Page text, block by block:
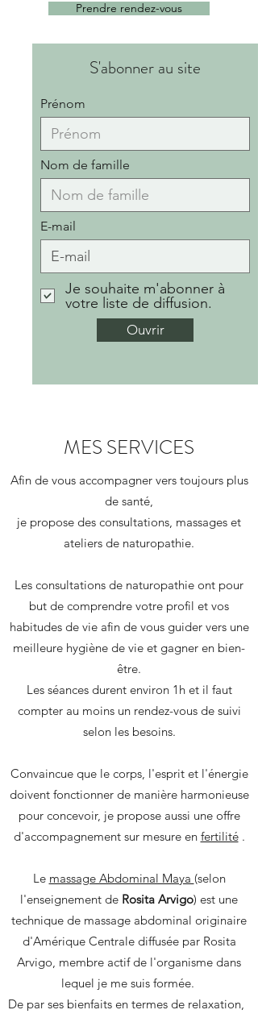
Prendre rendez-vous
S'abonner au site
Prénom
Nom de famille
E-mail
Je souhaite m'abonner à
votre liste de diffusion.
Ouvrir
MES SERVICES
Afin de vous accompagner vers toujours plus
de santé,
je propose des consultations, massages et
ateliers de naturopathie.
Les consultations de naturopathie ont pour
but de comprendre votre profil et vos
habitudes de vie afin de vous guider vers une
meilleure hygiène de vie et gagner en bien-
être.
Les séances durent environ 1h et il faut
compter au moins un rendez-vous de suivi
selon les besoins.
Convaincue que le corps, l'esprit et l'énergie
doivent fonctionner de manière harmonieuse
pour concevoir, je propose aussi une offre
d'accompagnement sur mesure en fertilité.
Le massage Abdominal Maya (selon
l'enseignement de Rosita Arvigo) est une
technique de massage abdominal originaire
d'Amérique Centrale diffusée par Rosita
Arvigo, membre actif de l'organisme dans
lequel je me suis formée.
De par ses bienfaits en termes de relaxation,